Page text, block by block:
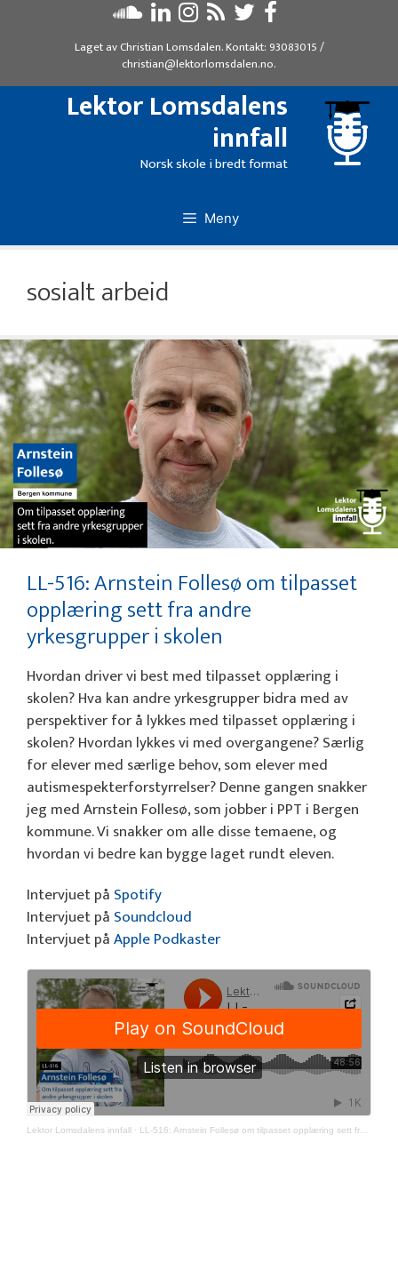
Laget avChristian Lomsdalen. Kontakt: 93083015/
christian@lektorlomsdalen.no.
Lektor Lomsdalens
innfall
Norsk skole i bredt format
Meny
sosialt arbeid
LL-516: Arnstein Follesø om tilpasset
opplæring sett fra andre
yrkesgrupper i skolen
Hvordan driver vi best med tilpasset opplæring i
skolen? Hva kan andre yrkesgrupper bidra med av
perspektiver for å lykkes med tilpasset opplæring i
skolen? Hvordan lykkes vi med overgangene? Særlig
for elever med særlige behov, som elever med
autismespekterforstyrrelser? Denne gangen snakker
jeg med Arnstein Follesø, som jobber i PPT i Bergen
kommune. Vi snakker om alle disse temaene, og
hvordan vi bedre kan bygge laget rundt eleven.
Intervjuet på Spotify
Intervjuet på Soundcloud
Intervjuet påApple Podkaster
Lektor Lomsdalens innfall · LL-516: Arnstein Follesø om tilpasset opplæring sett fra andre yrkesgrupper i skolen